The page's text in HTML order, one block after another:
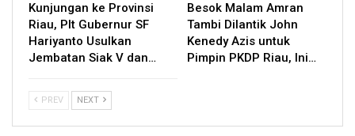
Kunjungan ke Provinsi
Riau, Plt Gubernur SF
Hariyanto Usulkan
Jembatan Siak V dan…
Besok Malam Amran
Tambi Dilantik John
Kenedy Azis untuk
Pimpin PKDP Riau, Ini…
PREV NEXT